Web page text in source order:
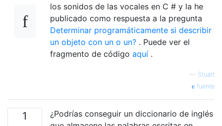
los sonidos de las vocales en C # y la he
publicado como respuesta a la pregunta
Determinar programáticamente si describir
un objeto con un o un? . Puede ver el
fragmento de código aquí .
— Stuart
fuente
1
¿Podrías conseguir un diccionario de inglés